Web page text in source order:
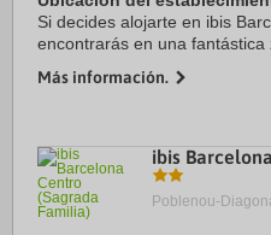
Si decides alojarte en ibis
encontrarás en una
Sagrada Familia y Plaza de
Más información.
ibis
Poblenou-